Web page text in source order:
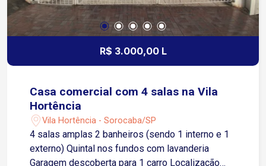
R$ 3.000,00 L
Casa comercial com 4 salas na Vila
Hortência
Vila Hortência - Sorocaba/SP
4 salas amplas 2 banheiros (sendo 1 interno e 1
externo) Quintal nos fundos com lavanderia
Garagem descoberta para 1 carro Localização